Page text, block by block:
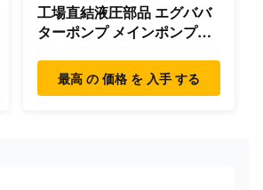
工場直結液圧部品 エグババ
ターポンプ メインポンプエ
PC/EX/EC/DH/DX/CAAT/SH
部品
最高 の 価格 を 入手 する